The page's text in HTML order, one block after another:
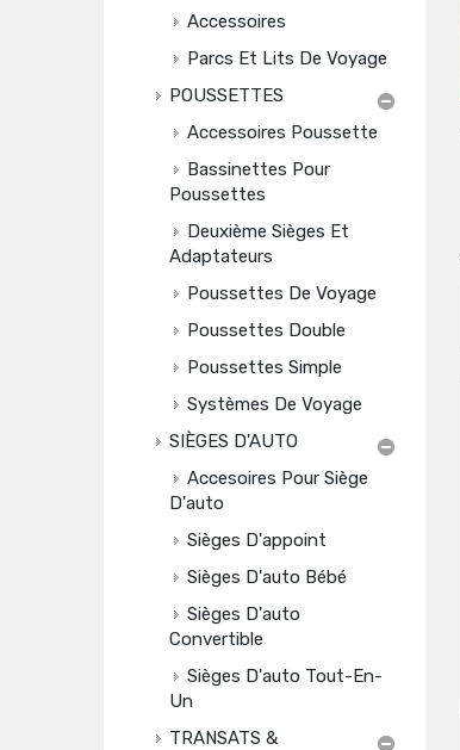
Accessoires
Parcs Et Lits De Voyage
POUSSETTES
Accessoires Poussette
Bassinettes Pour
Poussettes
Deuxième Sièges Et
Adaptateurs
Poussettes De Voyage
Poussettes Double
Poussettes Simple
Systèmes De Voyage
SIÈGES D'AUTO
Accesoires Pour Siège
D'auto
Sièges D'appoint
Sièges D'auto Bébé
Sièges D'auto
Convertible
Sièges D'auto Tout-En-
Un
TRANSATS &